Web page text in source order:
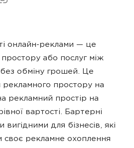
онлайн-реклами — це
або послуг між
обміну грошей. Це
простору на
рекламний простір на
вартості. Бартерні
для бізнесів, які
своє рекламне охоплення